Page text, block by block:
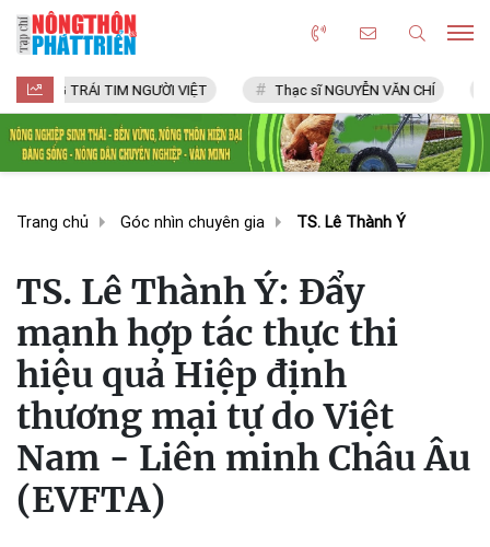
TIM NGƯỜI VIỆT Thạc sĩ NGUYỄN VĂN CHÍ LÀNG
Trang chủ Góc nhìn chuyên gia TS. Lê Thành Ý
TS. Lê Thành Ý: Đẩy
mạnh hợp tác thực thi
hiệu quả Hiệp định
thương mại tự do Việt
Nam - Liên minh Châu Âu
(EVFTA)